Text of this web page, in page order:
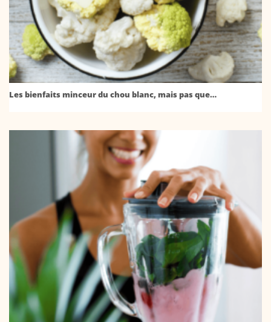
Les bienfaits minceur du chou blanc, mais pas que…